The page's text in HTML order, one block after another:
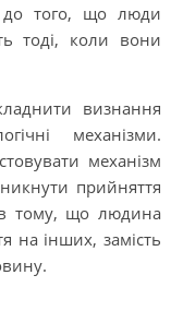
до того, що люди
тоді, коли вони
визнання
механізми.
механізм
прийняття
в тому, що людина
на інших, замість